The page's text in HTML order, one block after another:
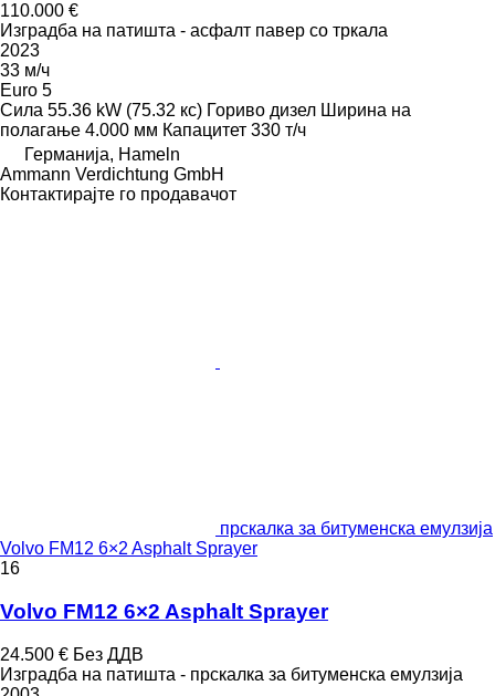
110.000 €
Изградба на патишта - асфалт павер со тркала
2023
33 м/ч
Euro 5
Сила 55.36 kW (75.32 кс) Гориво дизел Ширина на
полагање 4.000 мм Капацитет 330 т/ч
Германија, Hameln
Ammann Verdichtung GmbH
Контактирајте го продавачот
прскалка за битуменска емулзија
Volvo FM12 6×2 Asphalt Sprayer
16
Volvo FM12 6×2 Asphalt Sprayer
24.500 € Без ДДВ
Изградба на патишта - прскалка за битуменска емулзија